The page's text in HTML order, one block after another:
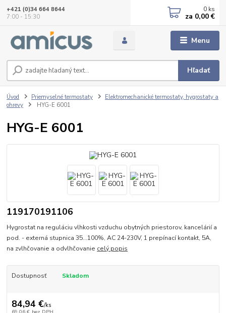
Menu
Hľadať
+421 (0)34 664 8644
7:00 - 15:30
0 ks
za 0,00 €
Úvod Priemyselné termostaty
Elektromechanické termostaty, hygrostaty a
ohrevy
HYG-E 6001
HYG-E 6001
119170191106
Hygrostat na reguláciu vlhkosti vzduchu obytných priestorov, kancelárií a
pod. - externá stupnica 35...100%, AC 24-230V, 1 prepínací kontakt, 5A,
na zvlhčovanie a odvlhčovanie celý popis
Dostupnosť Skladom
84,94 €/ks